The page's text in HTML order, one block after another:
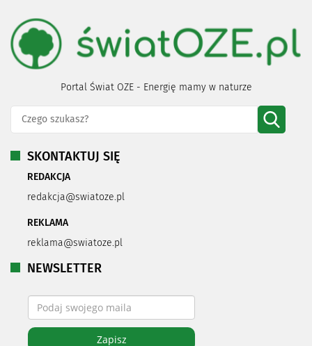
Portal Świat OZE - Energię mamy w naturze
SKONTAKTUJ SIĘ
REDAKCJA
redakcja@swiatoze.pl
REKLAMA
reklama@swiatoze.pl
NEWSLETTER